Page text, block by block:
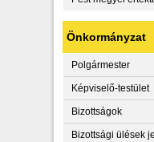
Önkormányzat
Polgármester
Képviselő-testület
Bizottságok
Bizottsági ülések